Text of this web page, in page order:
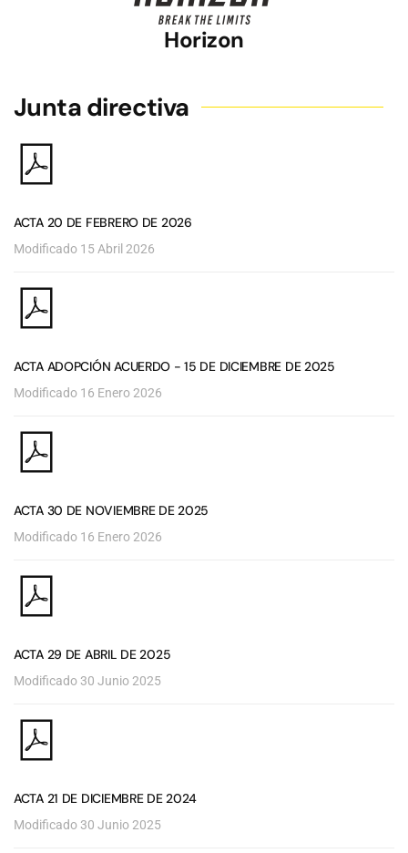
Horizon
Junta directiva
ACTA 20 DE FEBRERO DE 2026
Modificado 15 Abril 2026
ACTA ADOPCIÓN ACUERDO - 15 DE DICIEMBRE DE 2025
Modificado 16 Enero 2026
ACTA 30 DE NOVIEMBRE DE 2025
Modificado 16 Enero 2026
ACTA 29 DE ABRIL DE 2025
Modificado 30 Junio 2025
ACTA 21 DE DICIEMBRE DE 2024
Modificado 30 Junio 2025